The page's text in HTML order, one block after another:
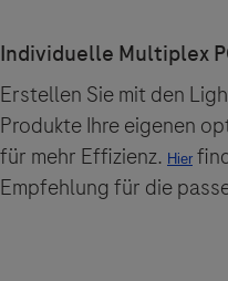
Erstellen Sie mit den
Produkte Ihre eigenen
für mehr Effizienz.
Empfehlung für die